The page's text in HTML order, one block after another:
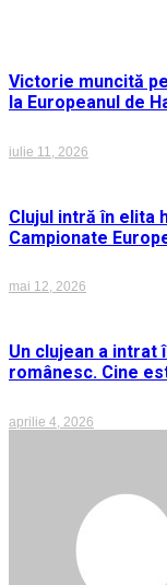
Victorie muncită
la Europeanul de
iulie 11, 2026
Clujul intră în elita
Campionate
mai 12, 2026
Un clujean a intrat
românesc. Cine
aprilie 4, 2026